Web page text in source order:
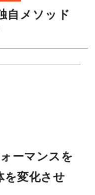
自 メ ソ ッ ド
ーマンスを
を変化させ